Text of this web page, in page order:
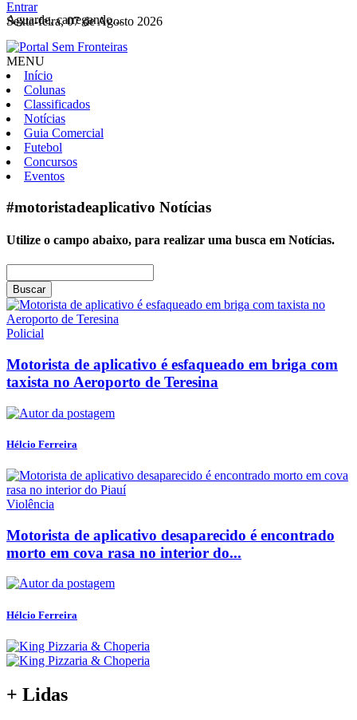
Aguarde, carregando...
Entrar
Sexta-feira, 07 de Agosto 2026
MENU
Início
Colunas
Classificados
Notícias
Guia Comercial
Futebol
Concursos
Eventos
#motoristadeaplicativo Notícias
Utilize o campo abaixo, para realizar uma busca em Notícias.
Buscar
Policial
Motorista de aplicativo é esfaqueado em briga com
taxista no Aeroporto de Teresina
Hélcio Ferreira
Violência
Motorista de aplicativo desaparecido é encontrado
morto em cova rasa no interior do...
Hélcio Ferreira
+ Lidas